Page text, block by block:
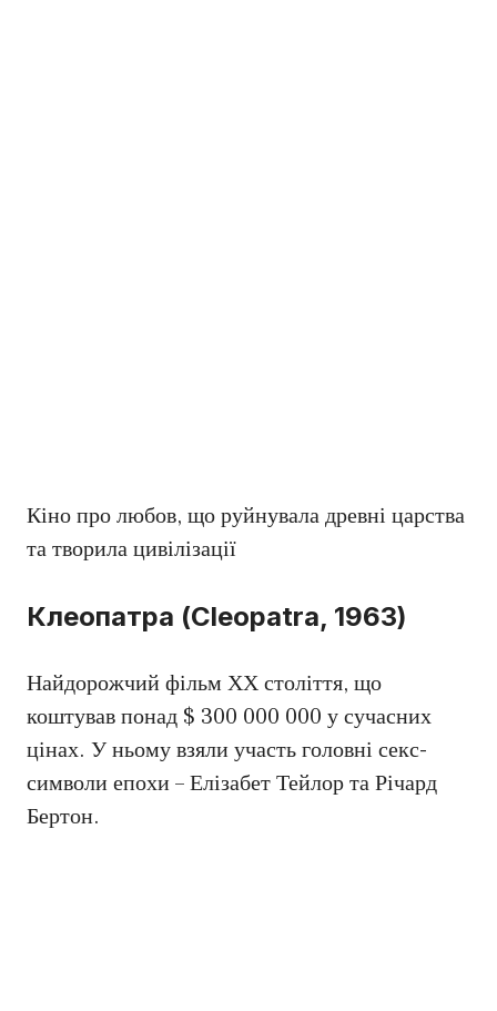
Кіно про любов, що руйнувала древні царства
та творила цивілізації
Клеопатра (Cleopatra, 1963)
Найдорожчий фільм ХХ століття, що
коштував понад $ 300 000 000 у сучасних
цінах. У ньому взяли участь головні секс-
символи епохи – Елізабет Тейлор та Річард
Бертон.